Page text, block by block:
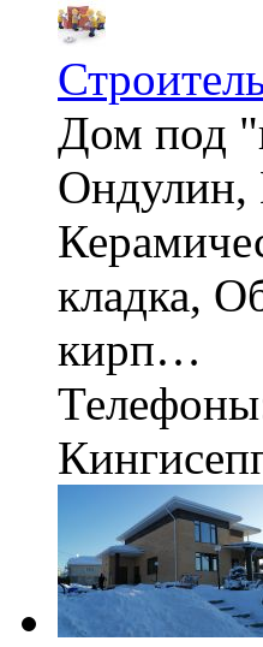
Дом под
Ондулин,
кладка,
кирп…